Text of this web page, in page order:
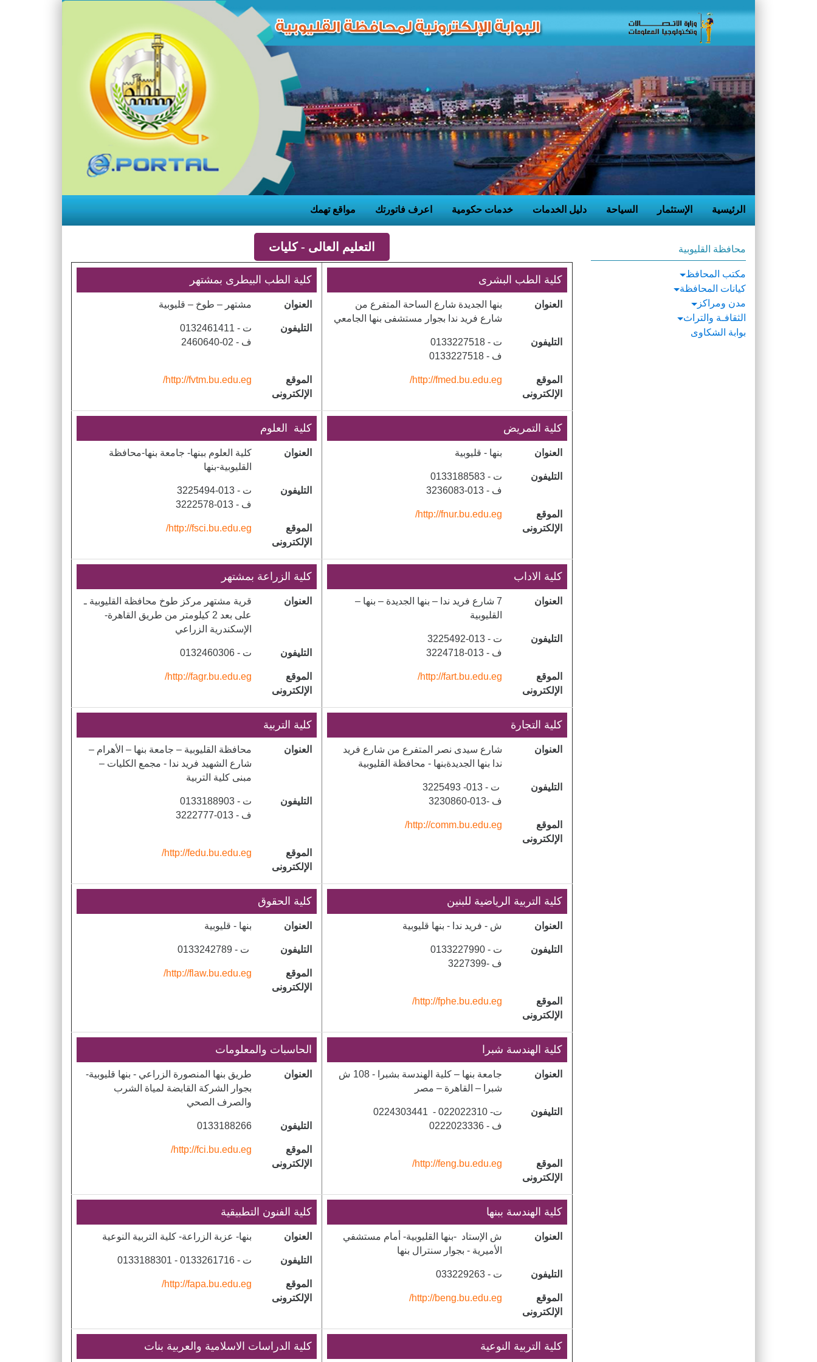
الرئيسية الإستثمار السياحة دليل الخدمات خدمات حكومية اعرف فاتورتك مواقع تهمك
محافظة القليوبية
مكتب المحافظ
كيانات المحافظة
مدن ومراكز
الثقافـة والتراث
بوابة الشكاوى
التعليم العالى - كليات
​كلية الطب البشرى
العنوان
​بنها الجديدة شارع الساحة المتفرع من
شارع فريد ندا بجوار مستشفى بنها الجامعي
التليفون
ت - 0133227518
ف - 0133227518
الموقع
الإلكترونى
http://fmed.bu.edu.eg/
كلية الطب البيطرى بمشتهر
العنوان مشتهر – طوخ – قليوبية
التليفون
ت - 0132461411
ف - 02-2460640
الموقع
الإلكترونى
http://fvtm.bu.edu.eg/
كلية التمريض
العنوان بنها - قليوبية
التليفون
ت - 0133188583
ف - 013-3236083
الموقع
الإلكترونى
http://fnur.bu.edu.eg/
​كلية العلوم
العنوان
​كلية العلوم ببنها- جامعة بنها-محافظة
القليوبية-بنها
التليفون
​ت - 013-3225494
ف - 013-3222578
الموقع
الإلكترونى
http://fsci.bu.edu.eg/
​كلية الاداب
العنوان
7 شارع فريد ندا – بنها الجديدة – بنها –
القليوبية
التليفون
ت - 013-3225492
ف - 013-3224718
الموقع
الإلكترونى
http://fart.bu.edu.eg/
كلية الزراعة بمشتهر
العنوان
قرية مشتهر مركز طوخ محافظة القليوبية ـ
على بعد 2 كيلومتر من طريق القاهرة-
الإسكندرية الزراعي
التليفون ت - 0132460306
الموقع
الإلكترونى
http://fagr.bu.edu.eg/
​كلية التجارة
العنوان
شارع سيدى نصر المتفرع من شارع فريد
ندا بنها الجديدةبنها - محافظة القليوبية
التليفون
ت - 013- 3225493
ف -013-3230860
الموقع
الإلكترونى
http://comm.bu.edu.eg/
كلية التربية
العنوان
محافظة القليوبية – جامعة بنها – الأهرام –
شارع الشهيد فريد ندا - مجمع الكليات –
مبنى كلية التربية
التليفون
ت - 0133188903
ف - 013-3222777
الموقع
الإلكترونى
http://fedu.bu.edu.eg/
كلية التربية الرياضية للبنين
العنوان ش - فريد ندا - بنها قليوبية
التليفون
ت - 0133227990
ف -3227399
الموقع
الإلكترونى
http://fphe.bu.edu.eg/
​كلية الحقوق
العنوان ​بنها - قليوبية
التليفون ت - 0133242789
الموقع
الإلكترونى
http://flaw.bu.edu.eg/
كلية الهندسة شبرا
العنوان
جامعة بنها – كلية الهندسة بشبرا - 108 ش
شبرا – القاهرة – مصر
التليفون
ت- 022022310 - 0224303441
ف - 0222023336
الموقع
الإلكترونى
http://feng.bu.edu.eg/
الحاسبات والمعلومات
العنوان
طريق بنها المنصورة الزراعي - بنها قليوبية-
بجوار الشركة القابضة لمياة الشرب
والصرف الصحي
التليفون 0133188266
الموقع
الإلكترونى
http://fci.bu.edu.eg/
​كلية الهندسة ببنها
العنوان
​ش الإستاد -بنها القليوبية- أمام مستشفي
الأميرية - بجوار سنترال بنها
التليفون ت - 033229263
الموقع
الإلكترونى
http://beng.bu.edu.eg/
كلية الفنون التطبيقية
العنوان بنها- عزبة الزراعة- كلية التربية النوعية
التليفون ت - 0133261716 - 0133188301
الموقع
الإلكترونى
http://fapa.bu.edu.eg/
كلية التربية النوعية كلية الدراسات الاسلامية والعربية بنات